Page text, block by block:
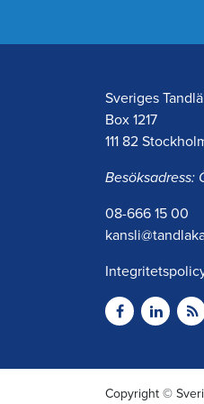
Sveriges
Box 1217
111 82
Besöksadress:
08-666 15 00
Copyright ©